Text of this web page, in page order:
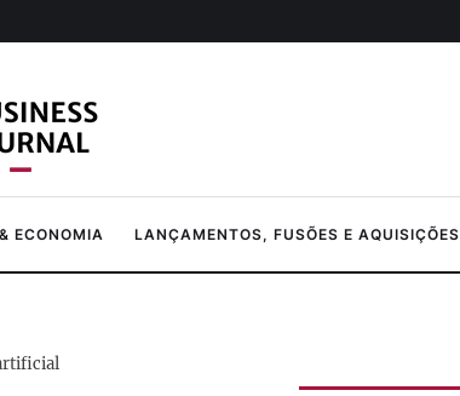
ECONOMIA LANÇAMENTOS, FUSÕES E AQUISIÇÕES